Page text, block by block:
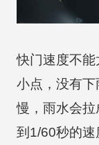
快门速度不
小点，没有
慢，雨水会
到1/60秒的速